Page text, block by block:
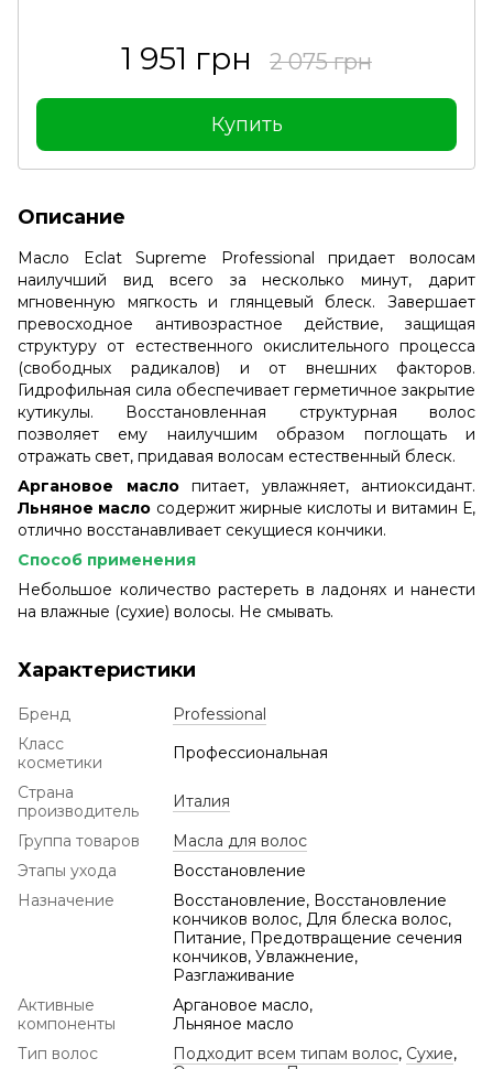
1 951 грн 2 075 грн
Купить
Описание
Масло Eclat Supreme Professional придает волосам
наилучший вид всего за несколько минут, дарит
мгновенную мягкость и глянцевый блеск. Завершает
превосходное антивозрастное действие, защищая
структуру от естественного окислительного процесса
(свободных радикалов) и от внешних факторов.
Гидрофильная сила обеспечивает герметичное закрытие
кутикулы. Восстановленная структурная волос
позволяет ему наилучшим образом поглощать и
отражать свет, придавая волосам естественный блеск.
Аргановое маслопитает, увлажняет, антиоксидант.
Льняное масло содержит жирные кислоты и витамин Е,
отлично восстанавливает секущиеся кончики.
Способ применения
Небольшое количество растереть в ладонях и нанести
на влажные (сухие) волосы. Не смывать.
Характеристики
Бренд
Professional
Класс
косметики
Профессиональная
Страна
производитель
Италия
Группа товаров
Масла для волос
Этапы ухода
Восстановление
Назначение
Восстановление, Восстановление
кончиков волос, Для блеска волос,
Питание, Предотвращение сечения
кончиков, Увлажнение,
Разглаживание
Активные
компоненты
Аргановое масло,
Льняное масло
Тип волос
Подходит всем типам волос, Сухие,